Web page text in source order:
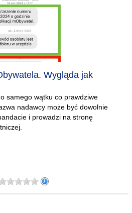
Wygląda jak
samego wątku co prawdziwe
nadawcy może być dowolnie
i prowadzi na stronę